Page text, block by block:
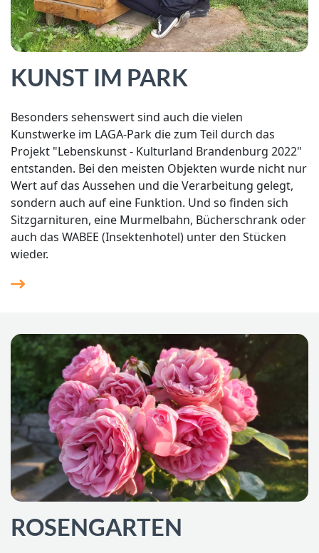
KUNST IM PARK
Besonders sehenswert sind auch die vielen
Kunstwerke im LAGA-Park die zum Teil durch das
Projekt "Lebenskunst - Kulturland Brandenburg 2022"
entstanden. Bei den meisten Objekten wurde nicht nur
Wert auf das Aussehen und die Verarbeitung gelegt,
sondern auch auf eine Funktion. Und so finden sich
Sitzgarnituren, eine Murmelbahn, Bücherschrank oder
auch das WABEE (Insektenhotel) unter den Stücken
wieder.
ROSENGARTEN